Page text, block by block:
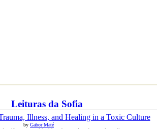
Leituras da Sofia
Illness, and Healing in a Toxic Culture
by Gabor Maté